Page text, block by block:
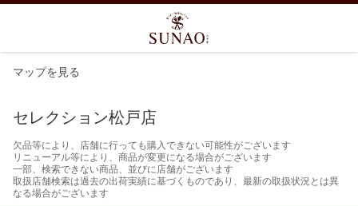
マップを見る
セレクション松戸店
欠品等により、店舗に行っても購入できない可能性がございます
リニューアル等により、商品が変更になる場合がございます
一部、検索できない商品、並びに店舗がございます
取扱店舗検索は過去の出荷実績に基づくものであり、最新の取扱状況とは異
なる場合がございます